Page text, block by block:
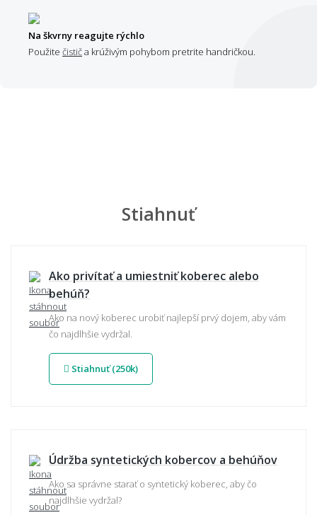
Na škvrny reagujte rýchlo
Použite čističa krúživým pohybom pretrite handričkou.
Stiahnuť
Ako privítať a umiestniť koberec alebo
behúň?
Ako na nový koberec urobiť najlepší prvý dojem, aby vám
čo najdlhšie vydržal.
Stiahnuť (250k)
Údržba syntetických kobercov a behúňov
Ako sa správne starať o syntetický koberec, aby čo
najdlhšie vydržal?